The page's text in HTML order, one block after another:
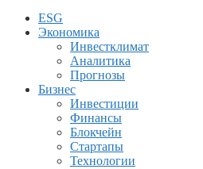
ESG
Экономика
Инвестклимат
Аналитика
Прогнозы
Бизнес
Инвестиции
Финансы
Блокчейн
Стартапы
Технологии